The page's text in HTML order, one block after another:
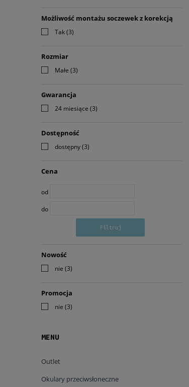
Możliwość montażu soczewek z korekcją
Tak(3)
Rozmiar
Małe (3)
Gwarancja
24 miesiące (3)
Dostępność
dostępny(3)
Cena
od
do
Filtruj
Nowość
nie (3)
Promocja
nie (3)
MENU
Outlet
Okulary przeciwsłoneczne